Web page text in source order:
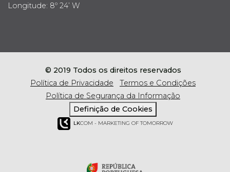
Longitude: 8º 24’ W
© 2019 Todos os direitos reservados
Política de Privacidade
Termos e Condições
Política de Segurança da Informação
Definição de Cookies
LKCOM - MARKETING OF TOMORROW